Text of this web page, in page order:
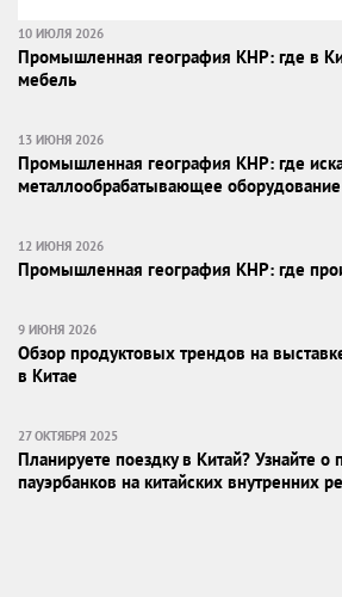
10 ИЮЛЯ 2026
Промышленная география КНР: где в
мебель
13 ИЮНЯ 2026
Промышленная география КНР: где
металлообрабатывающее оборудование
12 ИЮНЯ 2026
Промышленная география КНР: где
9 ИЮНЯ 2026
Обзор продуктовых трендов на
в Китае
27 ОКТЯБРЯ 2025
Планируете поездку в Китай? Узнайте о
пауэрбанков на китайских внутренних